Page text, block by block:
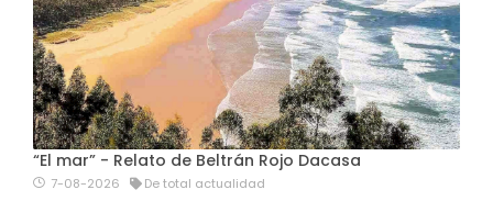
“El mar” - Relato de Beltrán Rojo Dacasa
7-08-2026 De total actualidad